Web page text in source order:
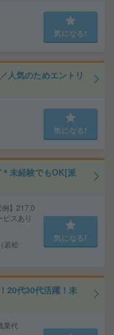
気になる!
人気のためエントリ
気になる!
未経験でもOK[派
】217,0
スあり
若松
気になる!
20代30代活躍！未
業代